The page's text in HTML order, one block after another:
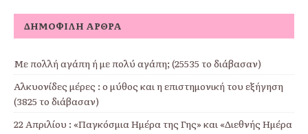
ΔΗΜΟΦΙΛΉ ΆΡΘΡΑ
Με πολλή αγάπη ή με πολύ αγάπη; (25535 το διάβασαν)
Αλκυονίδες μέρες : ο μύθος και η επιστημονική του εξήγηση
(3825 το διάβασαν)
22 Απριλίου : «Παγκόσμια Ημέρα της Γης» και «Διεθνής Ημέρα